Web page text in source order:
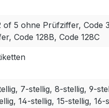
5 ohne Prüfziffer, Code
Code 128B, Code 128C
7-stellig, 8-stellig, 9-
14-stellig, 15-stellig, 16-